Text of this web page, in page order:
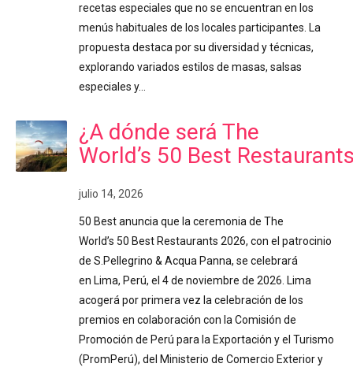
recetas especiales que no se encuentran en los
menús habituales de los locales participantes. La
propuesta destaca por su diversidad y técnicas,
explorando variados estilos de masas, salsas
especiales y…
¿A dónde será The
World’s 50 Best
julio 14, 2026
50 Best anuncia que la ceremonia de The
World’s 50 Best Restaurants 2026, con el patrocinio
de S.Pellegrino & Acqua Panna, se celebrará
en Lima, Perú, el 4 de noviembre de 2026. Lima
acogerá por primera vez la celebración de los
premios en colaboración con la Comisión de
Promoción de Perú para la Exportación y el Turismo
(PromPerú), del Ministerio de Comercio Exterior y